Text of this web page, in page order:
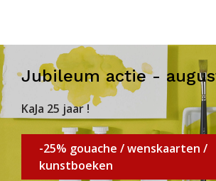
Jubileum actie -
KaJa 25 jaar !
-25% gouache / wenskaarten /
kunstboeken